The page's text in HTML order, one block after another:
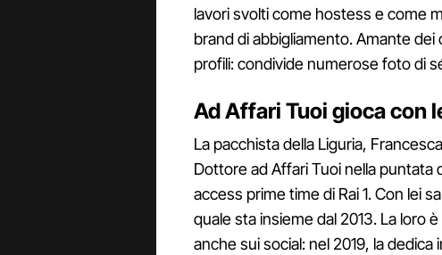
lavori svolti come hostess e come
brand di abbigliamento. Amante
profili: condivide numerose foto di
Ad Affari Tuoi gioca con
La pacchista della Liguria,
Dottore ad Affari Tuoi nella puntata
access prime time di Rai 1. Con lei
quale sta insieme dal 2013. La loro
anche sui social: nel 2019, la